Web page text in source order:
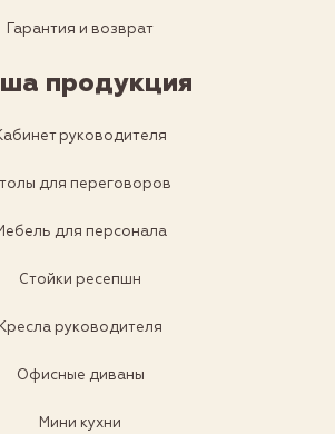
Гарантия и возврат
продукция
руководителя
для переговоров
для персонала
Стойки ресепшн
Кресла руководителя
Офисные диваны
Мини кухни